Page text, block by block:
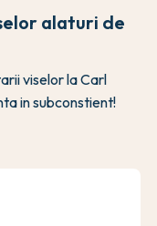
alaturi de
viselor la Carl
in subconstient!